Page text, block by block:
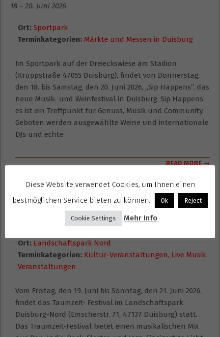
18 – 20. Juni 2026
Ort: Sportpark
Terminkategorien: Märkte und Messen in Duisburg
Im Sportpark auf der Dreieckswiese am Stadion
(Kruppstraße 47055 Duisburg), findet von Donnerstag,
den 18. bis Samstag, den 20. Juni 2026, „Sip Happens“, das
neue Musik- und Weinfestival in Duisburg. Sip Happens
es ist ein Treffpunkt für Genuss, Musik und Community.
Geboten werden ausgewählte Weine und internationale
DJs und echte
READ MORE →
Landschaftspark Traumzeit Festival
Ort: Landschaftspark Nord
Terminkategorien: Kultur-Veranstaltungen, Live Musik
Veranstaltungen
Vom Freitag, den 19. Juni bis Sonntag, den 21. Juni 2026,
findet das Taumzeit- Festival im Landschaftspark
Duisburg-Nord (Emscherstr. 71, 47137 Duisburg) statt.
Das Traumzeit-Festival bietet einen musikalischen Mix
Diese Website verwendet Cookies, um Ihnen einen
bestmöglichen Service bieten zu können.
Ok Reject
Cookie Settings Mehr Info